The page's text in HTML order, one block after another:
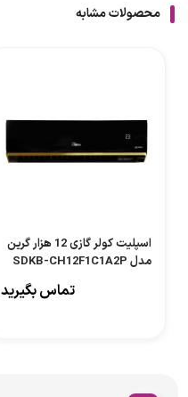
محصولات مشابه
اسپلیت کولر گازی 12 هزار گرین
مدل SDKB-CH12F1C1A2P
تماس بگیرید